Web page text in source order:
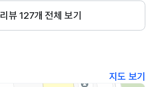
리뷰127개 전체 보기
지도 보기